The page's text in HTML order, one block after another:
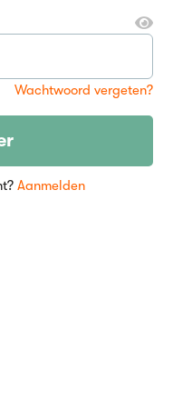
Wachtwoord vergeten?
Aanmelden